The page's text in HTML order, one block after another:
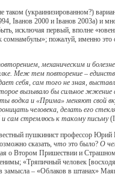
(украинизированном?)
Iванов 2000 и Iванов 2003а) и
исключая первый, вполне
пожалуй, именно это
механическим и
Меж тем повторение –
себя, сам того не зная,
вызывало бы сильное
водка и «Прима» меняют свой
человека, делать его
сам стремлюсь к такому письму
пушкинист профессор Юрий
сказать, что это было? О
Втором Пришествии и Страшном
«Тряпичный человек
– «Облаков в штанах»